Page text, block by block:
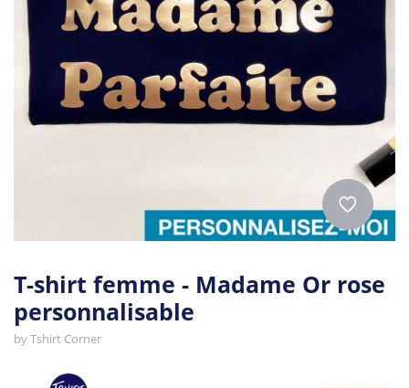
T-shirt femme - Madame Or rose
personnalisable
byTshirt Corner